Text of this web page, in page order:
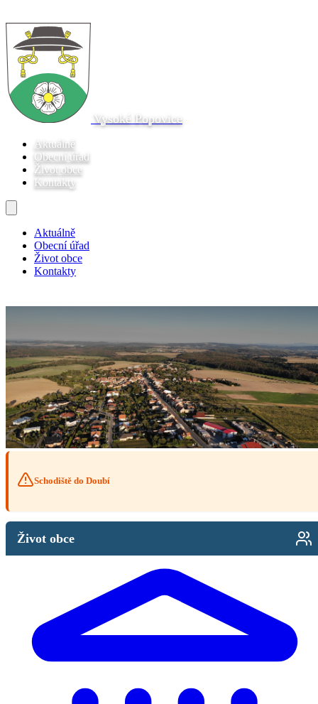
Vysoké Popovice
Aktuálně
Obecní úřad
Život obce
Kontakty
Aktuálně
Obecní úřad
Život obce
Kontakty
Schodiště do Doubí
Život obce